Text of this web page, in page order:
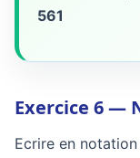
561
Exercice 6 —
Ecrire en